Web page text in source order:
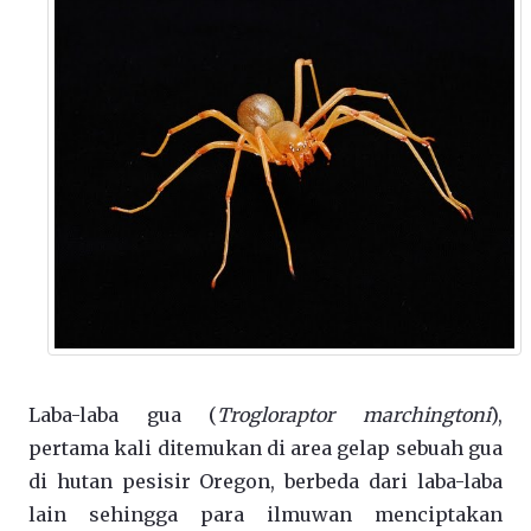
Laba-laba gua (Trogloraptor marchingtoni),
pertama kali ditemukan di area gelap sebuah gua
di hutan pesisir Oregon, berbeda dari laba-laba
lain sehingga para ilmuwan menciptakan